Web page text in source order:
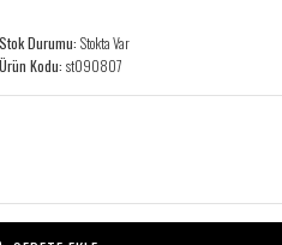
Stok Durumu: Stokta Var
Ürün Kodu: st090807